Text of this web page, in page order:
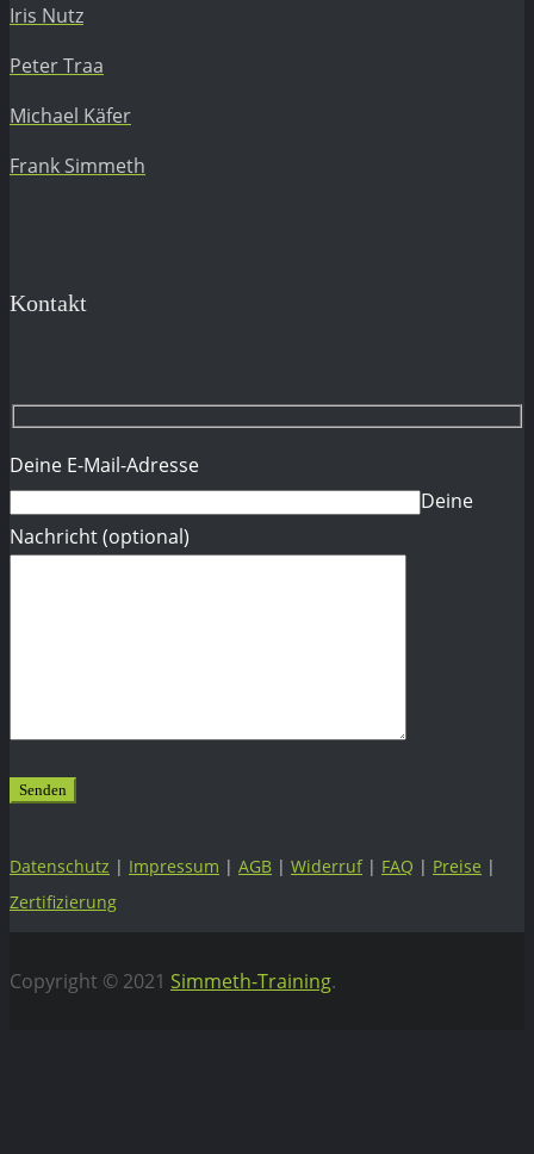
Iris Nutz
Peter Traa
Michael Käfer
Frank Simmeth
Kontakt
Deine E-Mail-Adresse
Deine
Nachricht (optional)
Datenschutz | Impressum | AGB | Widerruf| FAQ | Preise |
Zertifizierung
Copyright © 2021 Simmeth-Training.